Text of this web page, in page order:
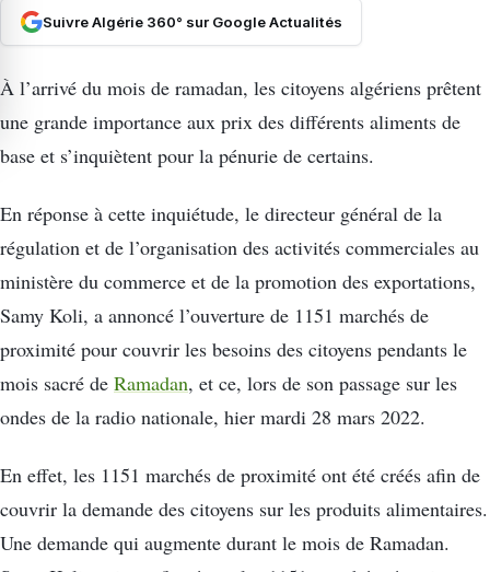
Suivre Algérie 360° sur Google Actualités
À l’arrivé du mois de ramadan, les citoyens algériens prêtent
une grande importance aux prix des différents aliments de
base et s’inquiètent pour la pénurie de certains.
En réponse à cette inquiétude, le directeur général de la
régulation et de l’organisation des activités commerciales au
ministère du commerce et de la promotion des exportations,
Samy Koli, a annoncé l’ouverture de 1151 marchés de
proximité pour couvrir les besoins des citoyens pendants le
mois sacré de Ramadan, et ce, lors de son passage sur les
ondes de la radio nationale, hier mardi 28 mars 2022.
En effet, les 1151 marchés de proximité ont été créés afin de
couvrir la demande des citoyens sur les produits alimentaires.
Une demande qui augmente durant le mois de Ramadan.